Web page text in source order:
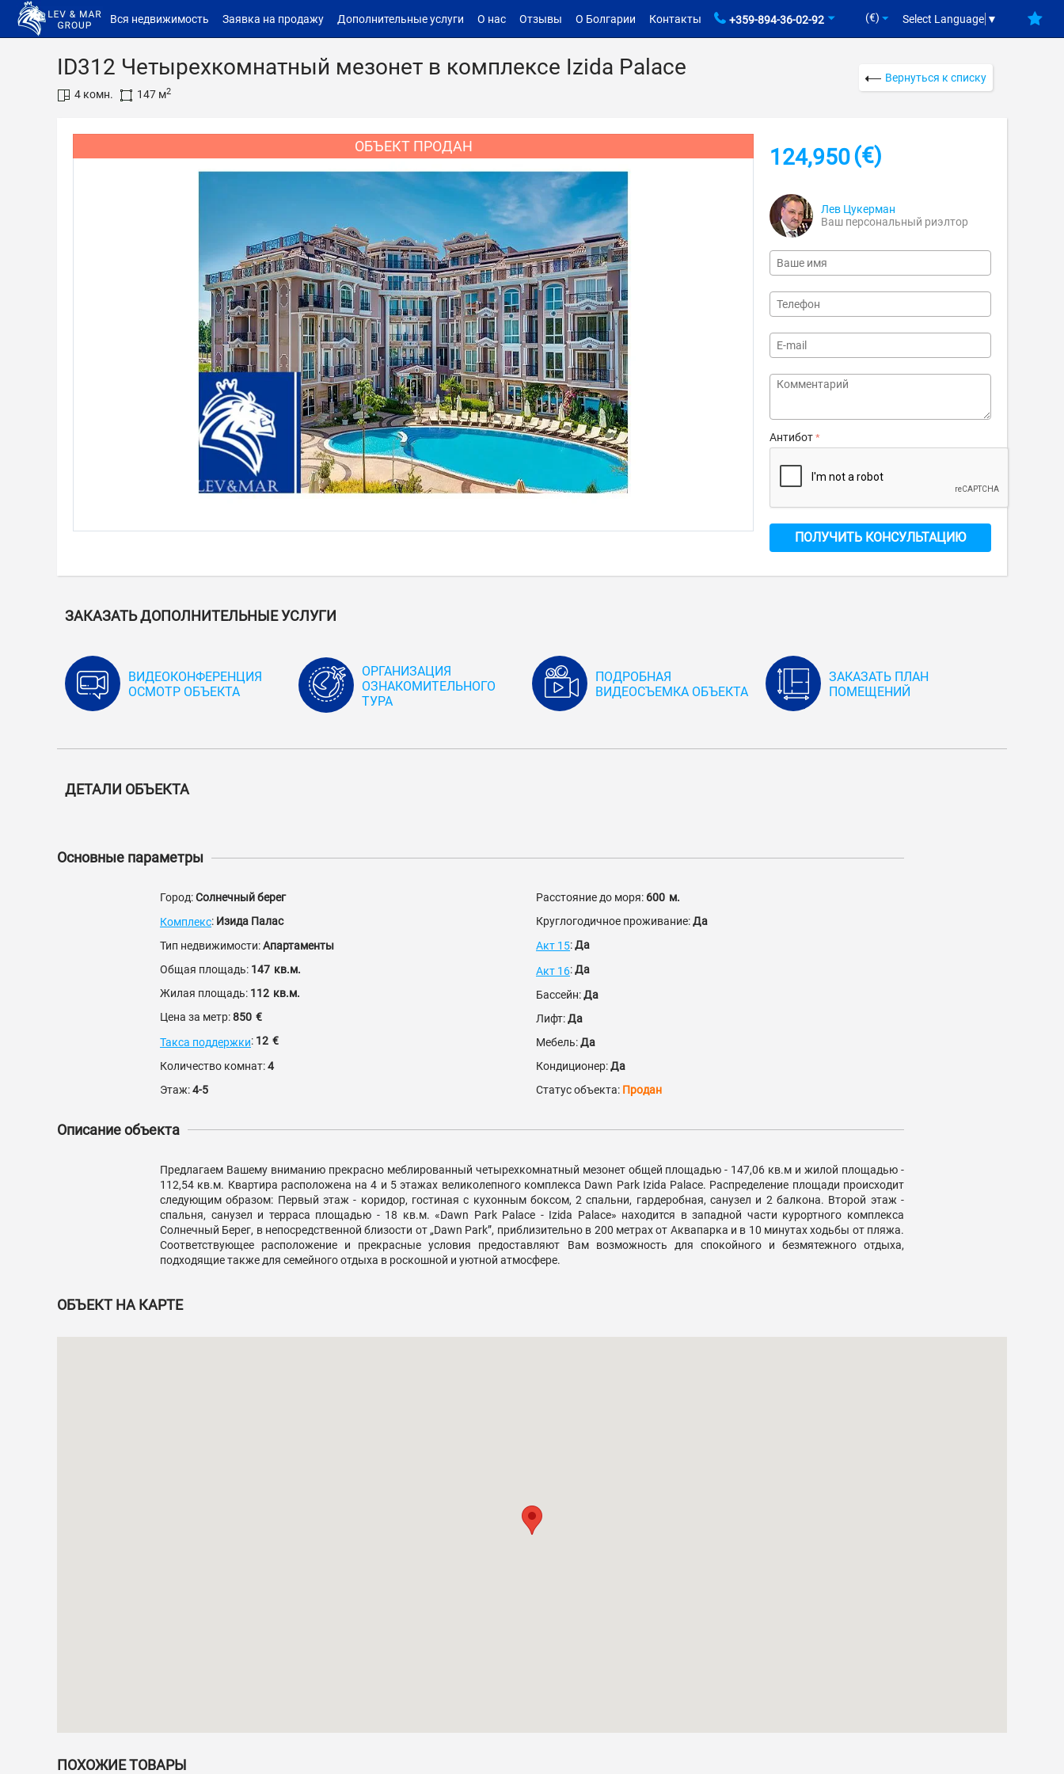
Вся недвижимость Заявка на продажу Дополнительные услуги О нас Отзывы О Болгарии Контакты +359-894-36-02-92 (€) Select Language ▼
ID312 Четырехкомнатный мезонет в комплексе Izida Palace
4 комн. 147 м2
Вернуться к списку
ОБЪЕКТ ПРОДАН 124,950(€)
Лев Цукерман
Ваш персональный риэлтор
Антибот
ПОЛУЧИТЬ КОНСУЛЬТАЦИЮ
ЗАКАЗАТЬ ДОПОЛНИТЕЛЬНЫЕ УСЛУГИ
ВИДЕОКОНФЕРЕНЦИЯ
ОСМОТР ОБЪЕКТА
ОРГАНИЗАЦИЯ
ОЗНАКОМИТЕЛЬНОГО
ТУРА
ПОДРОБНАЯ
ВИДЕОСЪЕМКА ОБЪЕКТА
ЗАКАЗАТЬ ПЛАН
ПОМЕЩЕНИЙ
ДЕТАЛИ ОБЪЕКТА
Основные параметры
Город:Солнечный берег
Комплекс: Изида Палас
Тип недвижимости:Апартаменты
Общая площадь: 147 кв.м.
Жилая площадь: 112 кв.м.
Цена за метр:850 €
Такса поддержки: 12 €
Количество комнат:4
Этаж:4-5
Расстояние до моря: 600 м.
Круглогодичное проживание:Да
Акт 15:Да
Акт 16:Да
Бассейн:Да
Лифт:Да
Мебель:Да
Кондиционер:Да
Статус объекта: Продан
Описание объекта
Предлагаем Вашему вниманию прекрасно меблированный четырехкомнатный мезонет общей площадью - 147,06 кв.м и жилой площадью -
112,54 кв.м. Квартира расположена на 4 и 5 этажах великолепного комплекса Dawn Park Izida Palace. Распределение площади происходит
следующим образом: Первый этаж - коридор, гостиная с кухонным боксом, 2 спальни, гардеробная, санузел и 2 балкона. Второй этаж -
спальня, санузел и терраса площадью - 18 кв.м. «Dawn Park Palace - Izida Palace» находится в западной части курортного комплекса
Солнечный Берег, в непосредственной близости от „Dawn Park”, приблизительно в 200 метрах от Аквапарка и в 10 минутах ходьбы от пляжа.
Соответствующее расположение и прекрасные условия предоставляют Вам возможность для спокойного и безмятежного отдыха,
подходящие также для семейного отдыха в роскошной и уютной атмосфере.
ОБЪЕКТ НА КАРТЕ
ПОХОЖИЕ ТОВАРЫ